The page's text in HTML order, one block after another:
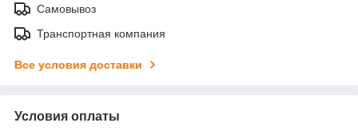
Самовывоз
Транспортная компания
Все условия доставки
Условия оплаты